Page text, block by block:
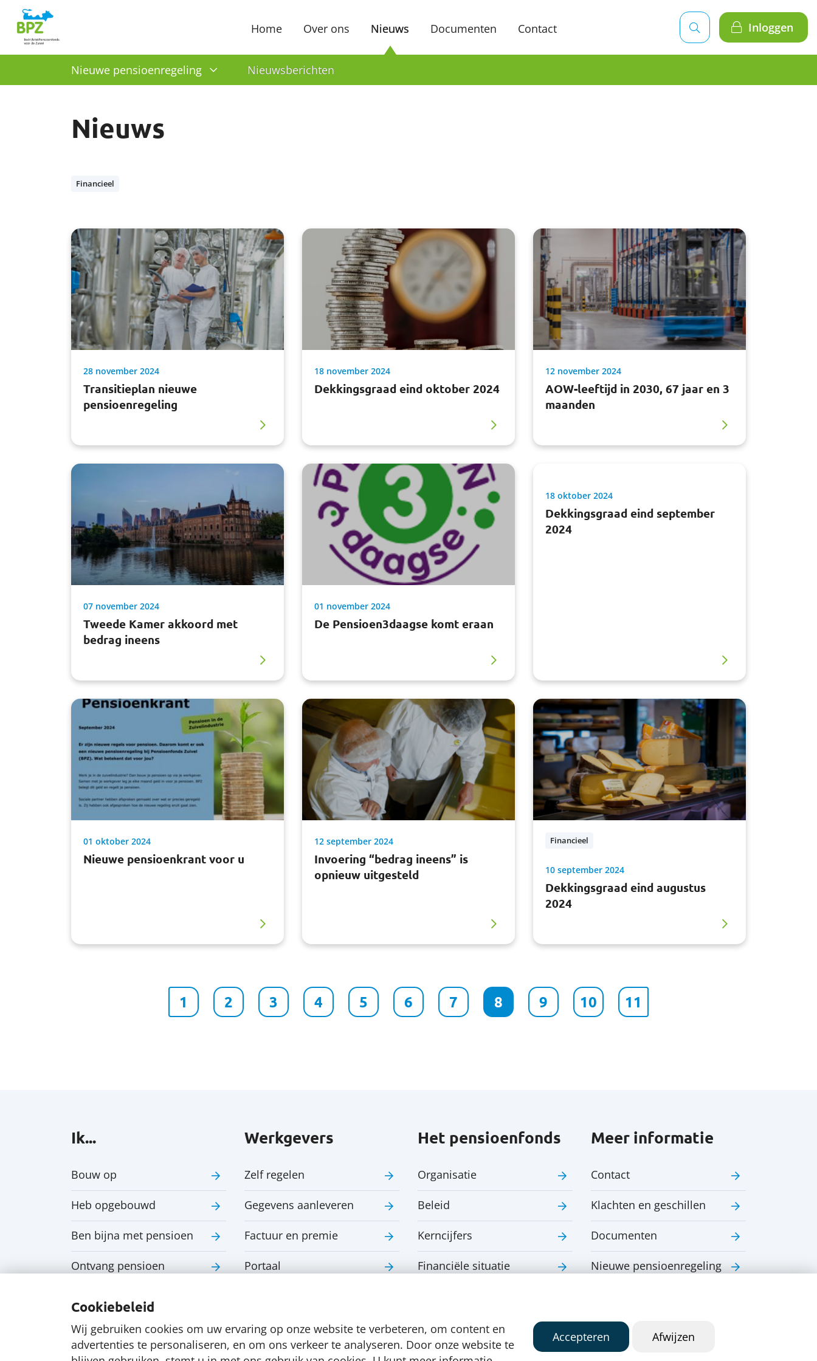
Cookiebeleid
Wij gebruiken cookies om uw ervaring op onze website te verbeteren, om content en
advertenties te personaliseren, en om ons verkeer te analyseren. Door onze website te
Accepteren Afwijzen
Home Over ons Nieuws Documenten Contact Inloggen
Nieuwe pensioenregeling Nieuwsberichten
Nieuws
Financieel
28 november 2024
Transitieplan nieuwe
pensioenregeling
18 november 2024
Dekkingsgraad eind oktober 2024
12 november 2024
AOW-leeftijd in 2030, 67 jaar en 3
maanden
07 november 2024
Tweede Kamer akkoord met
bedrag ineens
01 november 2024
De Pensioen3daagse komt eraan
18 oktober 2024
Dekkingsgraad eind september
2024
01 oktober 2024
Nieuwe pensioenkrant voor u
12 september 2024
Invoering “bedrag ineens” is
opnieuw uitgesteld
Financieel
10 september 2024
Dekkingsgraad eind augustus
2024
1 2 3 4 5 6 7 8 9 10 11
Ik...
Bouw op
Heb opgebouwd
Ben bijna met pensioen
Ontvang pensioen
Werkgevers
Zelf regelen
Gegevens aanleveren
Factuur en premie
Portaal
Het pensioenfonds
Organisatie
Beleid
Kerncijfers
Financiële situatie
Meer informatie
Contact
Klachten en geschillen
Documenten
Nieuwe pensioenregeling